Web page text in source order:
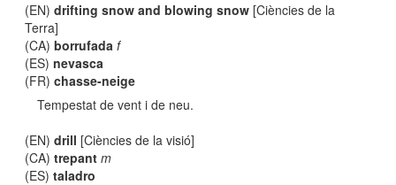
(EN)drifting snow and blowing snow [Ciències de la
Terra]
(CA)borrufada f
(ES)nevasca
(FR)chasse-neige
Tempestat de vent i de neu.
(EN)drill [Ciències de la visió]
(CA)trepant m
(ES)taladro